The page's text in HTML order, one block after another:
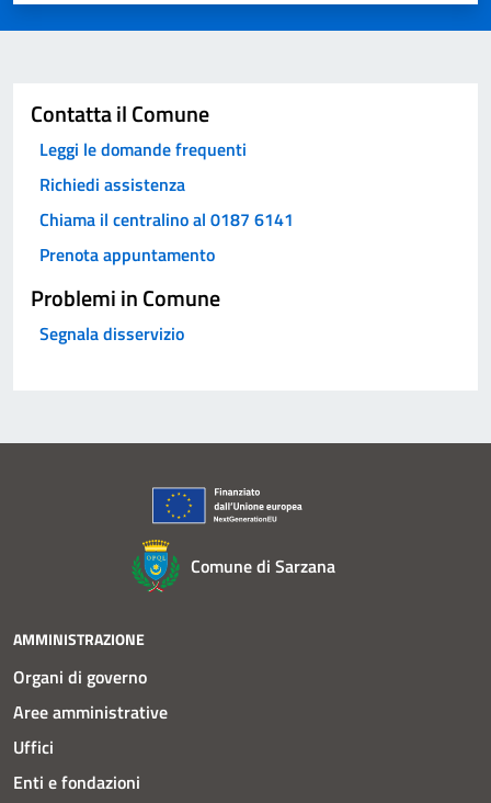
Contatta il Comune
Leggi le domande frequenti
Richiedi assistenza
Chiama il centralino al 0187 6141
Prenota appuntamento
Problemi in Comune
Segnala disservizio
Comune di Sarzana
AMMINISTRAZIONE
Organi di governo
Aree amministrative
Uffici
Enti e fondazioni